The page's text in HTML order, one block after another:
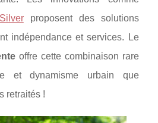
proposent des solutions
indépendance et services. Le
offre cette combinaison rare
et dynamisme urbain que
retraités !